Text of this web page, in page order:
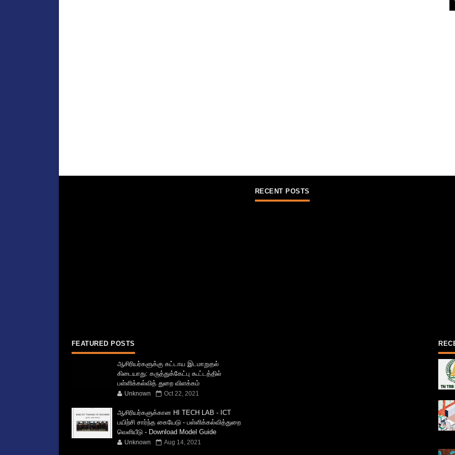
FEATURED POSTS
ஆசிரியர்களுக்கு கட்டாய இடமாறுதல்
கிடையாது: கருத்துக்கேட்பு கூட்டத்தில்
பள்ளிக்கல்வித் துறை விளக்கம்
Unknown Oct 22, 2021
ஆசிரியர்களுக்கான HI TECH LAB - ICT
பயிற்சி சார்ந்த கையேடு - பள்ளிக்கல்வித்துறை
வெளியீடு - Download Model Guide
Unknown Aug 14, 2021
RECENT POSTS